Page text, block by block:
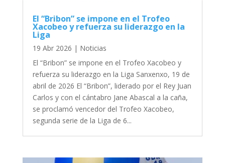
El “Bribon” se impone en el Trofeo
Xacobeo y refuerza su liderazgo en la
Liga
19 Abr 2026 | Noticias
El “Bribon” se impone en el Trofeo Xacobeo y
refuerza su liderazgo en la Liga Sanxenxo, 19 de
abril de 2026 El “Bribon”, liderado por el Rey Juan
Carlos y con el cántabro Jane Abascal a la caña,
se proclamó vencedor del Trofeo Xacobeo,
segunda serie de la Liga de 6...